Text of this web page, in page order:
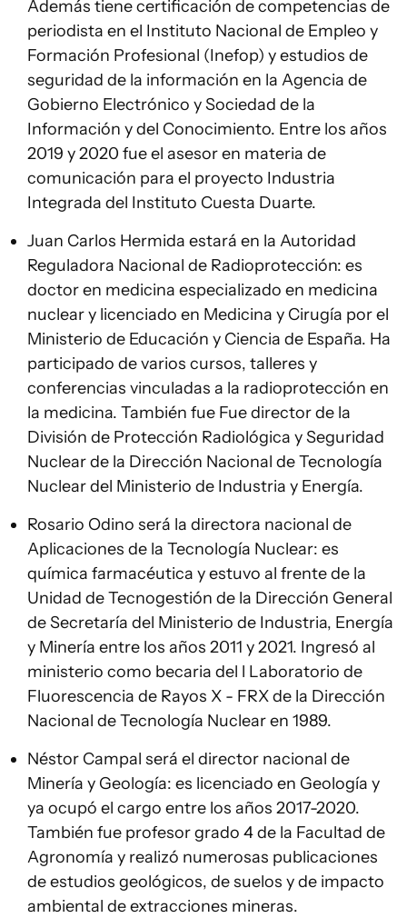
Además tiene certificación de competencias de
periodista en el Instituto Nacional de Empleo y
Formación Profesional (Inefop) y estudios de
seguridad de la información en la Agencia de
Gobierno Electrónico y Sociedad de la
Información y del Conocimiento. Entre los años
2019 y 2020 fue el asesor en materia de
comunicación para el proyecto Industria
Integrada del Instituto Cuesta Duarte.
Juan Carlos Hermida estará en la Autoridad
Reguladora Nacional de Radioprotección: es
doctor en medicina especializado en medicina
nuclear y licenciado en Medicina y Cirugía por el
Ministerio de Educación y Ciencia de España. Ha
participado de varios cursos, talleres y
conferencias vinculadas a la radioprotección en
la medicina. También fue Fue director de la
División de Protección Radiológica y Seguridad
Nuclear de la Dirección Nacional de Tecnología
Nuclear del Ministerio de Industria y Energía.
Rosario Odino será la directora nacional de
Aplicaciones de la Tecnología Nuclear: es
química farmacéutica y estuvo al frente de la
Unidad de Tecnogestión de la Dirección General
de Secretaría del Ministerio de Industria, Energía
y Minería entre los años 2011 y 2021. Ingresó al
ministerio como becaria del l Laboratorio de
Fluorescencia de Rayos X - FRX de la Dirección
Nacional de Tecnología Nuclear en 1989.
Néstor Campal será el director nacional de
Minería y Geología: es licenciado en Geología y
ya ocupó el cargo entre los años 2017-2020.
También fue profesor grado 4 de la Facultad de
Agronomía y realizó numerosas publicaciones
de estudios geológicos, de suelos y de impacto
ambiental de extracciones mineras.